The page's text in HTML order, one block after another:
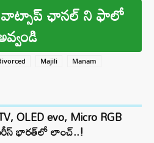
ఛానల్ ని ఫాలో
Majili
Manam
OLED evo, Micro RGB
భారత్‌లో లాంచ్..!